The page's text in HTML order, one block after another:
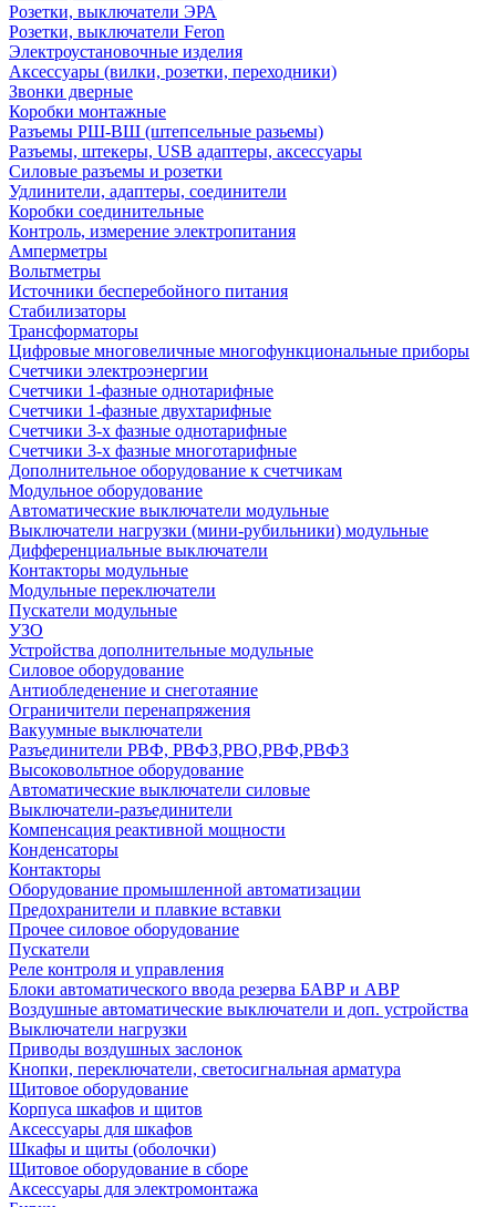
Розетки, выключатели ЭРА
Розетки, выключатели Feron
Электроустановочные изделия
Аксессуары (вилки, розетки, переходники)
Звонки дверные
Коробки монтажные
Разъемы РШ-ВШ (штепсельные разьемы)
Разъемы, штекеры, USB адаптеры, аксессуары
Силовые разъемы и розетки
Удлинители, адаптеры, соединители
Коробки соединительные
Контроль, измерение электропитания
Амперметры
Вольтметры
Источники бесперебойного питания
Стабилизаторы
Трансформаторы
Цифровые многовеличные многофункциональные приборы
Счетчики электроэнергии
Счетчики 1-фазные однотарифные
Счетчики 1-фазные двухтарифные
Счетчики 3-х фазные однотарифные
Счетчики 3-х фазные многотарифные
Дополнительное оборудование к счетчикам
Модульное оборудование
Автоматические выключатели модульные
Выключатели нагрузки (мини-рубильники) модульные
Дифференциальные выключатели
Контакторы модульные
Модульные переключатели
Пускатели модульные
УЗО
Устройства дополнительные модульные
Силовое оборудование
Антиобледенение и снеготаяние
Ограничители перенапряжения
Вакуумные выключатели
Разъединители РВФ, РВФЗ,РВО,РВФ,РВФЗ
Высоковольтное оборудование
Автоматические выключатели cиловые
Выключатели-разъединители
Компенсация реактивной мощности
Конденсаторы
Контакторы
Оборудование промышленной автоматизации
Предохранители и плавкие вставки
Прочее силовое оборудование
Пускатели
Реле контроля и управления
Блоки автоматического ввода резерва БАВР и АВР
Воздушные автоматические выключатели и доп. устройства
Выключатели нагрузки
Приводы воздушных заслонок
Кнопки, переключатели, светосигнальная арматура
Щитовое оборудование
Корпуса шкафов и щитов
Аксессуары для шкафов
Шкафы и щиты (оболочки)
Щитовое оборудование в сборе
Аксессуары для электромонтажа